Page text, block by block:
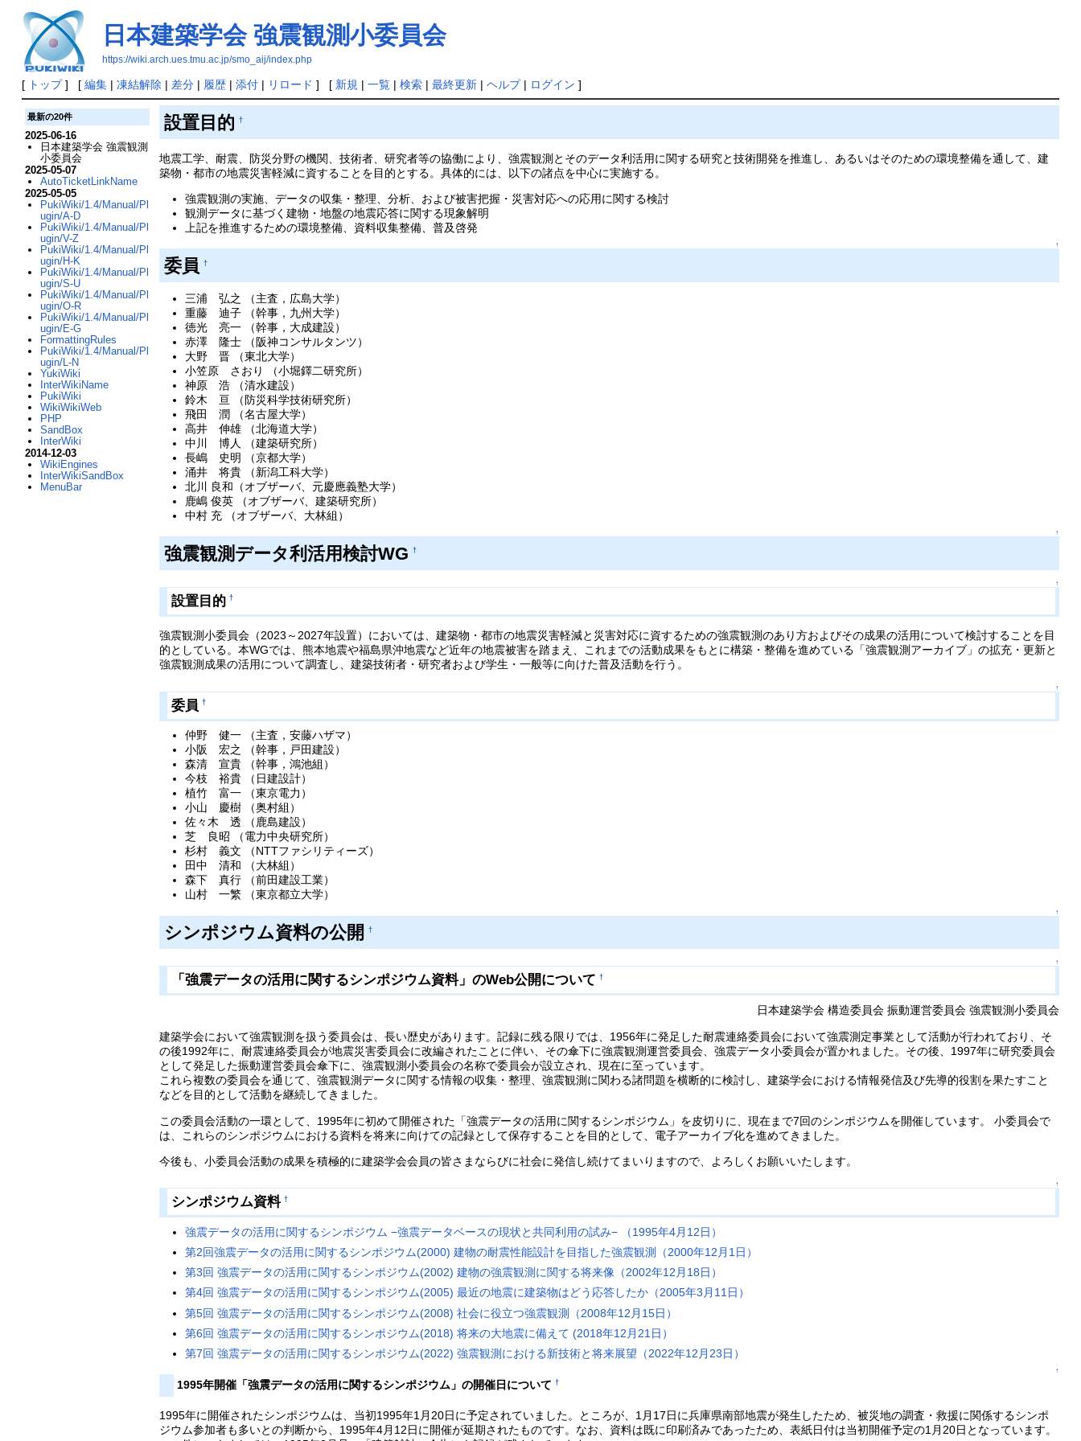
日本建築学会 強震観測小委員会
https://wiki.arch.ues.tmu.ac.jp/smo_aij/index.php
[ トップ] [ 編集| 凍結解除 | 差分| 履歴| 添付| リロード ] [ 新規 | 一覧| 検索| 最終更新| ヘルプ| ログイン ]
設置目的 †
地震工学、耐震、防災分野の機関、技術者、研究者等の協働により、強震観測とそのデータ利活用に関する研究と技術開発を推進し、あるいはそのための環境整備を通して、建
築物・都市の地震災害軽減に資することを目的とする。具体的には、以下の諸点を中心に実施する。
強震観測の実施、データの収集・整理、分析、および被害把握・災害対応への応用に関する検討
観測データに基づく建物・地盤の地震応答に関する現象解明
上記を推進するための環境整備、資料収集整備、普及啓発
↑
委員 †
三浦 弘之 （主査，広島大学）
重藤 迪子 （幹事，九州大学）
徳光 亮一 （幹事，大成建設）
赤澤 隆士 （阪神コンサルタンツ）
大野 晋 （東北大学）
小笠原 さおり （小堀鐸二研究所）
神原 浩 （清水建設）
鈴木 亘 （防災科学技術研究所）
飛田 潤 （名古屋大学）
高井 伸雄 （北海道大学）
中川 博人 （建築研究所）
長嶋 史明 （京都大学）
涌井 将貴 （新潟工科大学）
北川 良和（オブザーバ、元慶應義塾大学）
鹿嶋 俊英 （オブザーバ、建築研究所）
中村 充 （オブザーバ、大林組）
↑
強震観測データ利活用検討WG †
↑
設置目的 †
強震観測小委員会（2023～2027年設置）においては、建築物・都市の地震災害軽減と災害対応に資するための強震観測のあり方およびその成果の活用について検討することを目
的としている。本WGでは、熊本地震や福島県沖地震など近年の地震被害を踏まえ、これまでの活動成果をもとに構築・整備を進めている「強震観測アーカイブ」の拡充・更新と
強震観測成果の活用について調査し、建築技術者・研究者および学生・一般等に向けた普及活動を行う。
↑
委員 †
仲野 健一 （主査，安藤ハザマ）
小阪 宏之 （幹事，戸田建設）
森清 宣貴 （幹事，鴻池組）
今枝 裕貴 （日建設計）
植竹 富一 （東京電力）
小山 慶樹 （奥村組）
佐々木 透 （鹿島建設）
芝 良昭 （電力中央研究所）
杉村 義文 （NTTファシリティーズ）
田中 清和 （大林組）
森下 真行 （前田建設工業）
山村 一繁 （東京都立大学）
↑
シンポジウム資料の公開 †
↑
「強震データの活用に関するシンポジウム資料」のWeb公開について †
日本建築学会 構造委員会 振動運営委員会 強震観測小委員会
建築学会において強震観測を扱う委員会は、長い歴史があります。記録に残る限りでは、1956年に発足した耐震連絡委員会において強震測定事業として活動が行われており、そ
の後1992年に、耐震連絡委員会が地震災害委員会に改編されたことに伴い、その傘下に強震観測運営委員会、強震データ小委員会が置かれました。その後、1997年に研究委員会
として発足した振動運営委員会傘下に、強震観測小委員会の名称で委員会が設立され、現在に至っています。
これら複数の委員会を通じて、強震観測データに関する情報の収集・整理、強震観測に関わる諸問題を横断的に検討し、建築学会における情報発信及び先導的役割を果たすこと
などを目的として活動を継続してきました。
この委員会活動の一環として、1995年に初めて開催された「強震データの活用に関するシンポジウム」を皮切りに、現在まで7回のシンポジウムを開催しています。 小委員会で
は、これらのシンポジウムにおける資料を将来に向けての記録として保存することを目的として、電子アーカイブ化を進めてきました。
今後も、小委員会活動の成果を積極的に建築学会会員の皆さまならびに社会に発信し続けてまいりますので、よろしくお願いいたします。
↑
シンポジウム資料 †
強震データの活用に関するシンポジウム −強震データベースの現状と共同利用の試み− （1995年4月12日）
第2回強震データの活用に関するシンポジウム(2000) 建物の耐震性能設計を目指した強震観測（2000年12月1日）
第3回 強震データの活用に関するシンポジウム(2002) 建物の強震観測に関する将来像（2002年12月18日）
第4回 強震データの活用に関するシンポジウム(2005) 最近の地震に建築物はどう応答したか（2005年3月11日）
第5回 強震データの活用に関するシンポジウム(2008) 社会に役立つ強震観測（2008年12月15日）
第6回 強震データの活用に関するシンポジウム(2018) 将来の大地震に備えて (2018年12月21日）
第7回 強震データの活用に関するシンポジウム(2022) 強震観測における新技術と将来展望（2022年12月23日）
↑
1995年開催「強震データの活用に関するシンポジウム」の開催日について †
1995年に開催されたシンポジウムは、当初1995年1月20日に予定されていました。ところが、1月17日に兵庫県南部地震が発生したため、被災地の調査・救援に関係するシンポ
ジウム参加者も多いとの判断から、1995年4月12日に開催が延期されたものです。なお、資料は既に印刷済みであったため、表紙日付は当初開催予定の1月20日となっています。
最新の20件
2025-06-16
日本建築学会 強震観測
小委員会
2025-05-07
AutoTicketLinkName
2025-05-05
PukiWiki/1.4/Manual/Pl
ugin/A-D
PukiWiki/1.4/Manual/Pl
ugin/V-Z
PukiWiki/1.4/Manual/Pl
ugin/H-K
PukiWiki/1.4/Manual/Pl
ugin/S-U
PukiWiki/1.4/Manual/Pl
ugin/O-R
PukiWiki/1.4/Manual/Pl
ugin/E-G
FormattingRules
PukiWiki/1.4/Manual/Pl
ugin/L-N
YukiWiki
InterWikiName
PukiWiki
WikiWikiWeb
PHP
SandBox
InterWiki
2014-12-03
WikiEngines
InterWikiSandBox
MenuBar